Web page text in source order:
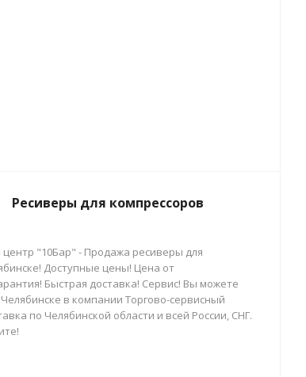
Ресиверы для компрессоров
центр "10Бар" - Продажа ресиверы для
Доступные цены! Цена от
Быстрая доставка! Сервис! Вы можете
в компании Торгово-сервисный
по Челябинской области и всей России, СНГ.